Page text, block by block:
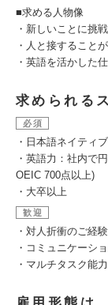
■求める人物像
・新しいことに挑
・人と接すること
・英語を活かした
求められる
必須
・日本語ネイティブ
・英語力：社内で
OEIC 700点以上)
・大卒以上
歓迎
・対人折衝のご経
・コミュニケーシ
・マルチタスク能力